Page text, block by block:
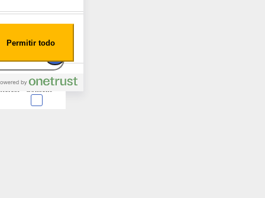
forma de cookies.
para garantizar
puede brindarte una
Consent
Permitir todo